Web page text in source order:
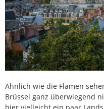
Ähnlich wie die Flamen
Brüssel ganz überwiegend